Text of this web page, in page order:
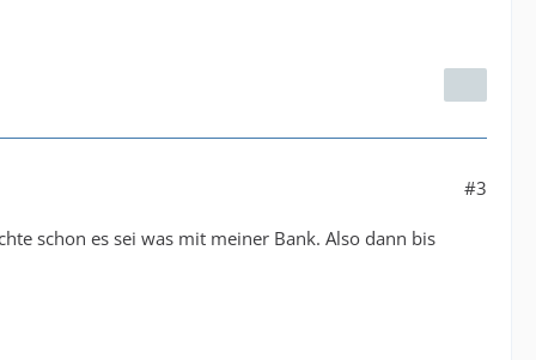
#3
schon es sei was mit meiner Bank. Also dann bis